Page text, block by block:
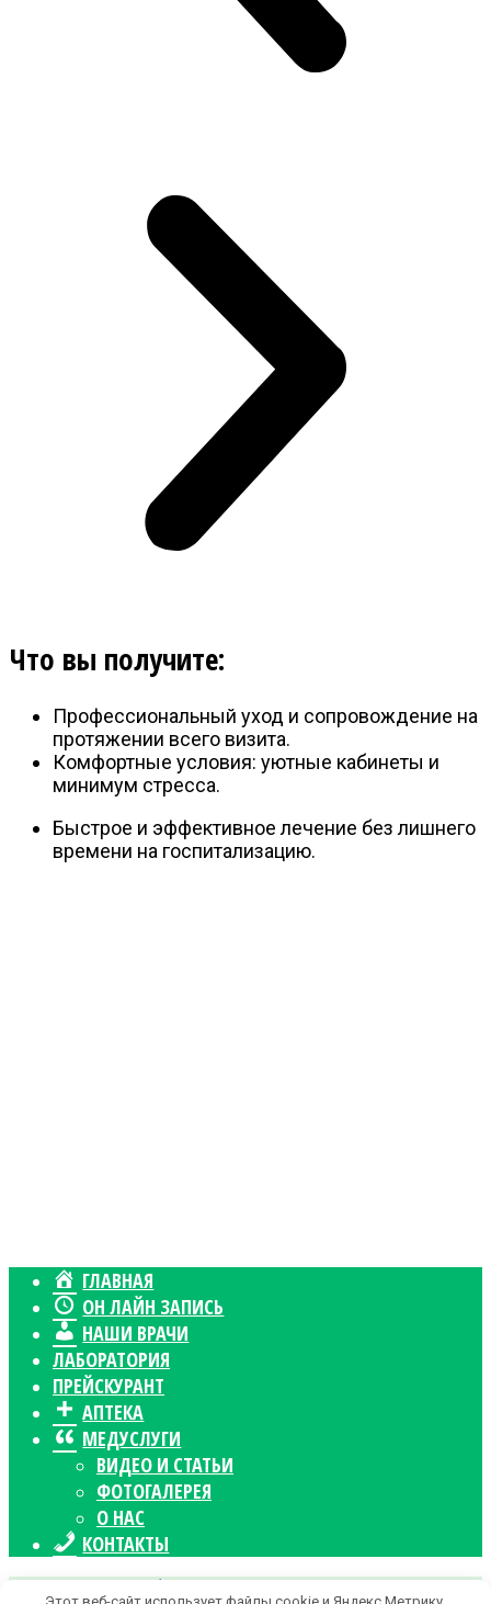
Что вы получите:
Профессиональный уход и сопровождение на
протяжении всего визита.
Комфортные условия: уютные кабинеты и
минимум стресса.
Быстрое и эффективное лечение без лишнего
времени на госпитализацию.
ГЛАВНАЯ
ОН ЛАЙН ЗАПИСЬ
НАШИ ВРАЧИ
ЛАБОРАТОРИЯ
ПРЕЙСКУРАНТ
АПТЕКА
МЕДУСЛУГИ
ВИДЕО И СТАТЬИ
ФОТОГАЛЕРЕЯ
О НАС
КОНТАКТЫ
Версия для слабовидящих